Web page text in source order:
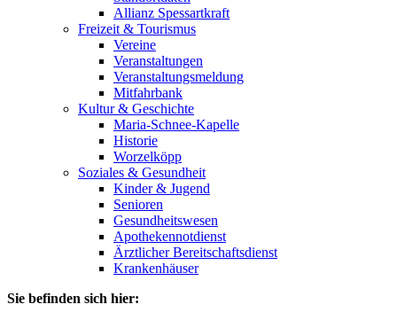
Allianz Spessartkraft
Freizeit & Tourismus
Vereine
Veranstaltungen
Veranstaltungsmeldung
Mitfahrbank
Kultur & Geschichte
Maria-Schnee-Kapelle
Historie
Worzelköpp
Soziales & Gesundheit
Kinder & Jugend
Senioren
Gesundheitswesen
Apothekennotdienst
Ärztlicher Bereitschaftsdienst
Krankenhäuser
Sie befinden sich hier: